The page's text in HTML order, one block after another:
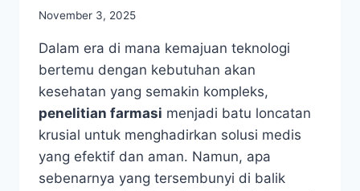
November 3, 2025
Dalam era di mana kemajuan teknologi
bertemu dengan kebutuhan akan
kesehatan yang semakin kompleks,
penelitian farmasi menjadi batu loncatan
krusial untuk menghadirkan solusi medis
yang efektif dan aman. Namun, apa
sebenarnya yang tersembunyi di balik